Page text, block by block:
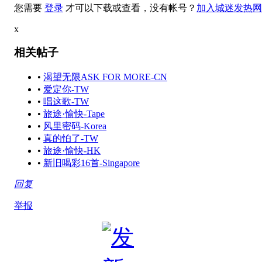
您需要 登录 才可以下载或查看，没有帐号？ 加入城迷发热网
x
相关帖子
• 渴望无限ASK FOR MORE-CN
• 爱定你-TW
• 唱这歌-TW
• 旅途·愉快-Tape
• 风里密码-Korea
• 真的怕了-TW
• 旅途·愉快-HK
• 新旧喝彩16首-Singapore
回复
举报